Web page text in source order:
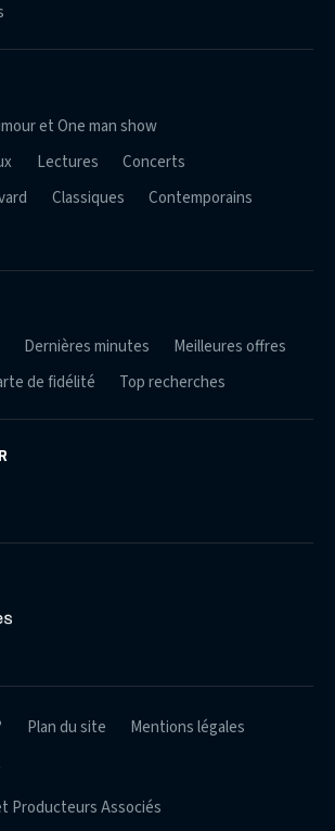
et One man show
Lectures
Concerts
Classiques
Contemporains
Dernières minutes
Meilleures offres
de fidélité Top recherches
Producteurs Associés
Plan du site
Mentions légales